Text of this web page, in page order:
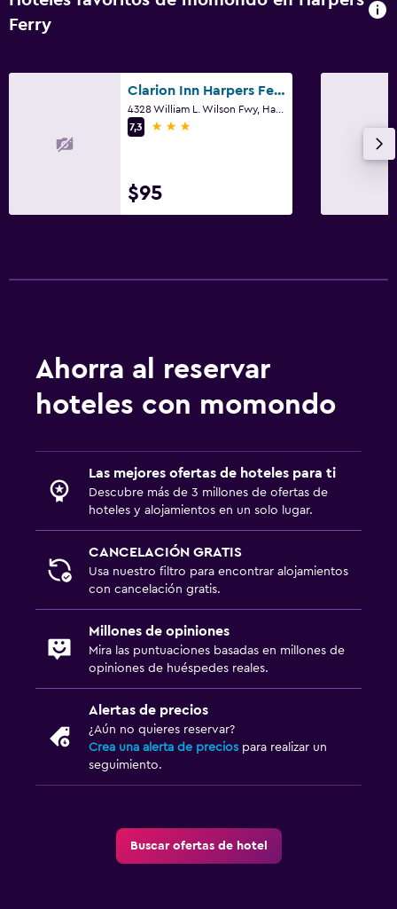
Ferry
Clarion Inn Harpers Ferry-Charles Town
7,3
3 estrellas
$95
Ahorra al reservar
hoteles con momondo
Las mejores ofertas de hoteles para ti
Descubre más de 3 millones de ofertas de
hoteles y alojamientos en un solo lugar.
CANCELACIÓN GRATIS
Usa nuestro filtro para encontrar alojamientos
con cancelación gratis.
Millones de opiniones
Mira las puntuaciones basadas en millones de
opiniones de huéspedes reales.
Alertas de precios
¿Aún no quieres reservar?
Crea una alerta de precios para realizar un
seguimiento.
Buscar ofertas de hotel